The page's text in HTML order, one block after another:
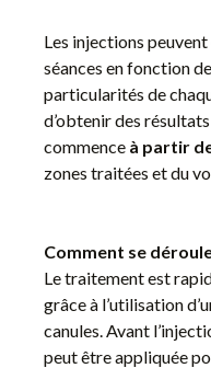
Les injections
séances en fonction
particularités de
d’obtenir des
commence à partir
zones traitées et du
Comment se
Le traitement est
grâce à l’utilisation
canules. Avant
peut être appliquée